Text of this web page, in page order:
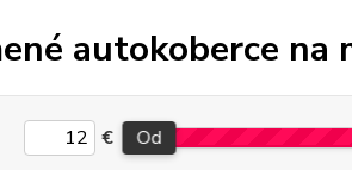
autokoberce na
€ Od